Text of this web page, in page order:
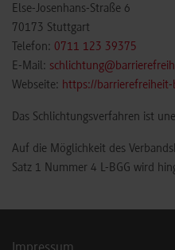
Else-Josenhans-Straße 6
70173 Stuttgart
Telefon: 0711 123 39375
E-Mail:
Webseite: https://barrierefreiheit-
Das Schlichtungsverfahren ist
Auf die Möglichkeit des
Satz 1 Nummer 4 L-BGG wird